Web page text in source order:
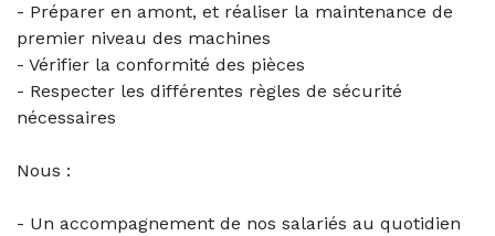
- Préparer en amont, et réaliser la maintenance de
premier niveau des machines
- Vérifier la conformité des pièces
- Respecter les différentes règles de sécurité
nécessaires
Nous :
- Un accompagnement de nos salariés au quotidien